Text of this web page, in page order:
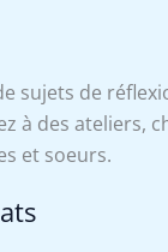
sujets de
à des ateliers,
et soeurs.